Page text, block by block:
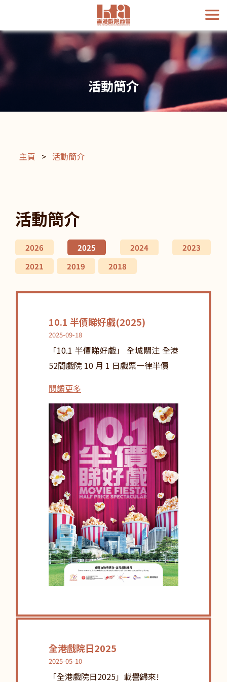
活動簡介
主頁 > 活動簡介
活動簡介
2026 2025 2024
2023
2021
2019 2018
10.1 半價睇好戲(2025)
2025-09-18
「10.1 半價睇好戲」 全城關注 全港
52間戲院 10 月 1 日戲票一律半價
閱讀更多
全港戲院日2025
2025-05-10
「全港戲院日2025」載譽歸來!